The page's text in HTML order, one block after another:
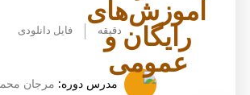
دقیقه فایل دانلودی
مدرس دوره: مرجان